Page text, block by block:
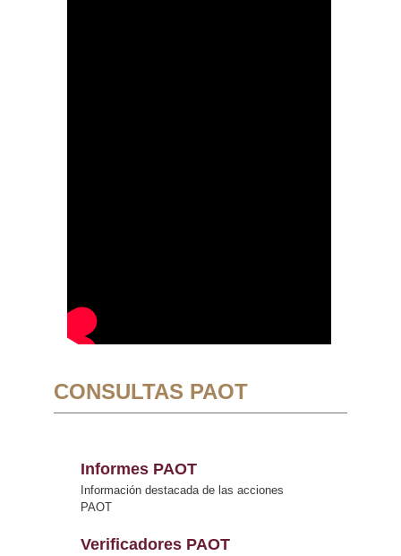
CONSULTAS PAOT
Informes PAOT
Información destacada de las acciones
PAOT
Verificadores PAOT